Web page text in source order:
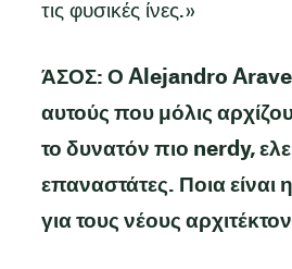
τις φυσικές ίνες.»
ΆΣΟΣ: Ο Alejandro
αυτούς που μόλις
το δυνατόν πιο nerdy,
επαναστάτες. Ποια
για τους νέους